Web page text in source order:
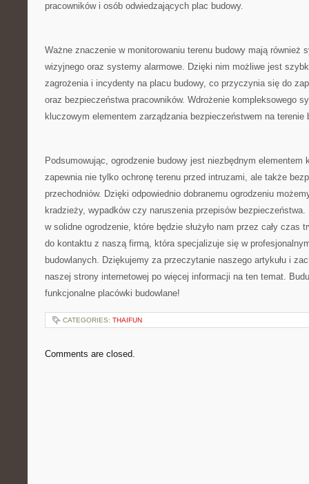
pracowników i osób odwiedzających ⁤plac budowy.
Ważne znaczenie w monitorowaniu terenu budowy mają również
wizyjnego oraz‍ systemy alarmowe. Dzięki nim możliwe jest
zagrożenia i incydenty na ⁢placu budowy, co przyczynia się‌ do
oraz bezpieczeństwa pracowników. Wdrożenie kompleksowego
kluczowym elementem zarządzania bezpieczeństwem na terenie
Podsumowując, ogrodzenie budowy jest niezbędnym elementem
zapewnia nie‌ tylko ochronę terenu przed intruzami, ⁣ale także
przechodniów. Dzięki ​odpowiednio dobranemu ogrodzeniu
kradzieży, wypadków czy naruszenia‌ przepisów
w solidne ogrodzenie, które będzie służyło⁣ nam przez cały czas
do kontaktu z naszą firmą,​ która specjalizuje się⁤ w
budowlanych. ⁣Dziękujemy ‌za przeczytanie naszego artykułu i
naszej strony internetowej ⁢po więcej informacji na ten temat.
funkcjonalne placówki budowlane!
CATEGORIES: THAIFUN
Comments are closed.